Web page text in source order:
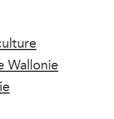
Wallonie